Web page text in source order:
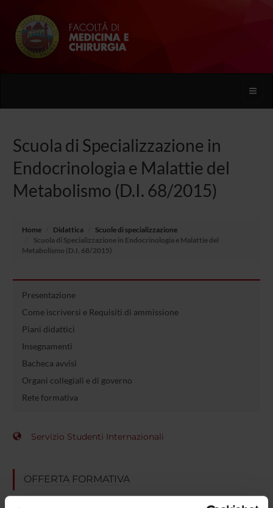
Toggle
Scuola di Specializzazione in
Endocrinologia e Malattie del
Metabolismo (D.I. 68/2015)
Home Didattica
Scuole di specializzazione
Scuola di Specializzazione in Endocrinologia e Malattie del
Metabolismo (D.I. 68/2015)
Presentazione
Come iscriversi e Requisiti di ammissione
Piani didattici
Insegnamenti
Bacheca avvisi
Organi collegiali e di governo
Rete formativa
Servizio Studenti Internazionali
OFFERTA FORMATIVA